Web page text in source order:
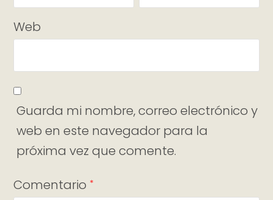
Web
Guarda mi nombre, correo electrónico y
web en este navegador para la
próxima vez que comente.
Comentario *